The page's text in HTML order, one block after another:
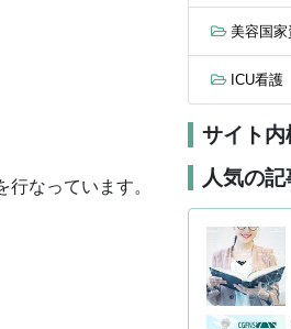
なっています。
美容国家
ICU看護
サイト内
人気の記